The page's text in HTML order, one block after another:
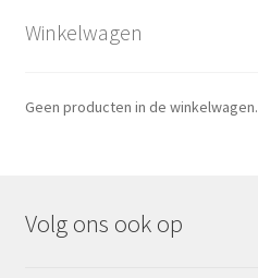
Winkelwagen
Geen producten in de winkelwagen.
Volg ons ook op